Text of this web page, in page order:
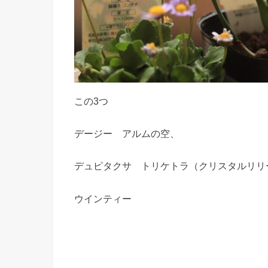
この3つ
デージー アルムの空、
デュピタクサ トリケトラ（クリスタルリリ
ウインティー